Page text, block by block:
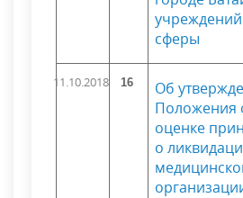
сферы
11.10.2018 16
Об
Положения
оценке
о